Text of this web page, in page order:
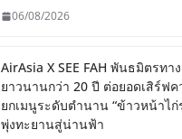
06/08/2026
AirAsia X SEE FAH พันธมิตรทา
ยาวนานกว่า 20 ปี ต่อยอดเสิร์ฟค
ยกเมนูระดับตำนาน “ข้าวหน้าไก่
พุ่งทะยานสู่น่านฟ้า